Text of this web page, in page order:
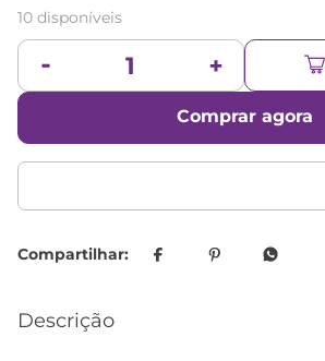
10 disponíveis
Comprar agora
Descrição